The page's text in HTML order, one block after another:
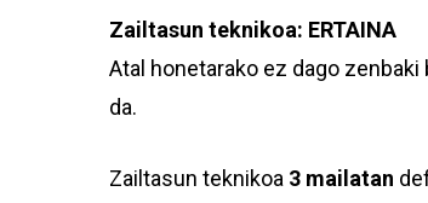
Zailtasun teknikoa: ERTAINA
Atal honetarako ez dago
da.
Zailtasun teknikoa 3 mailatan